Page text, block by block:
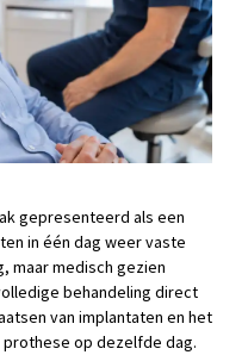
gepresenteerd als een
in één dag weer vaste
maar medisch gezien
behandeling direct
van implantaten en het
op dezelfde dag.